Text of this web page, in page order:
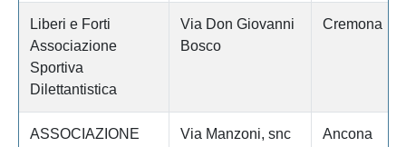
Liberi e Forti
Associazione
Sportiva
Dilettantistica
Via Don Giovanni
Bosco
Cremona
ASSOCIAZIONE
Via Manzoni, snc Ancona